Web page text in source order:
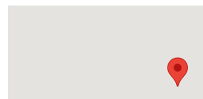
>提携企業一覧